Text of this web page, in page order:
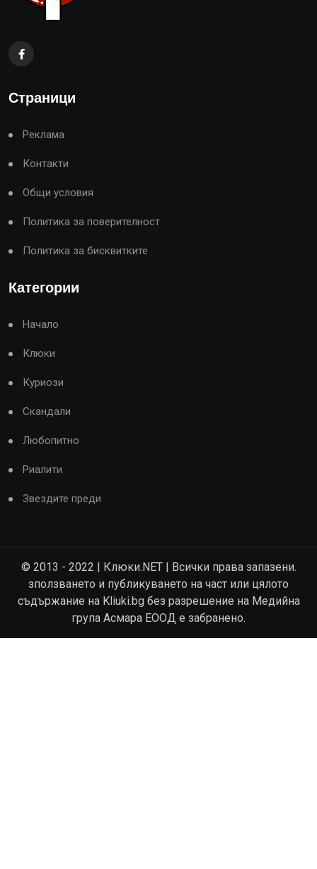
Страници
Реклама
Контакти
Общи условия
Политика за поверителност
Политика за бисквитките
Категории
Начало
Клюки
Куриози
Скандали
Любопитно
Риалити
Звездите преди
© 2013 - 2022 | Клюки.NET | Всички права запазени.
зползването и публикуването на част или цялото
съдържание на Kliuki.bg без разрешение на Медийна
група Асмара ЕООД е забранено.